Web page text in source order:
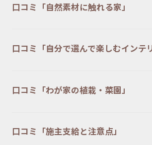
口コミ「自然素材に触れる家」
口コミ「自分で選んで楽しむインテ
口コミ「わが家の植栽・菜園」
口コミ「施主支給と注意点」